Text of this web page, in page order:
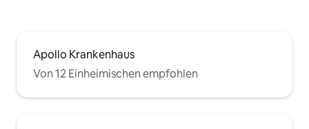
Apollo Krankenhaus
Von 12 Einheimischen empfohlen